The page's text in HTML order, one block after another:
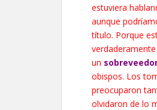
estuviera
aunque
título. Porque
un
obispos. Los
preocuparon
olvidaron de lo